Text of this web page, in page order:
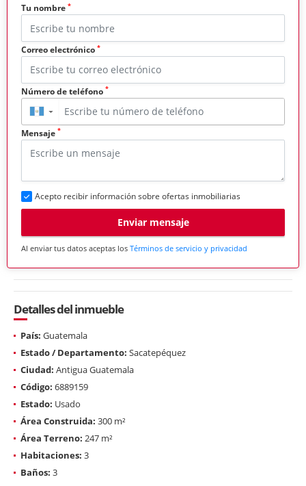
Tu nombre *
Correo electrónico *
Número de teléfono *
▼
Mensaje *
Acepto recibir información sobre ofertas inmobiliarias
Enviar mensaje
Al enviar tus datos aceptas los Términos de servicio y privacidad
Detalles del inmueble
País: Guatemala
Estado / Departamento: Sacatepéquez
Ciudad: Antigua Guatemala
Código: 6889159
Estado: Usado
Área Construida: 300 m²
Área Terreno: 247 m²
Habitaciones: 3
Baños: 3